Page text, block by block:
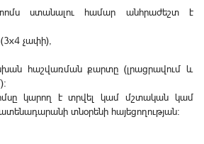
ստանալու համար անհրաժեշտ է
չափի),
քարտը (լրացրավում և
կարող է տրվել կամ մշտական կամ
տնօրենի հայեցողության: